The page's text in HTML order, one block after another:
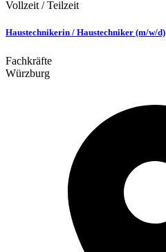
Vollzeit / Teilzeit
Haustechnikerin / Haustechniker (m/w/d)
Fachkräfte
Würzburg